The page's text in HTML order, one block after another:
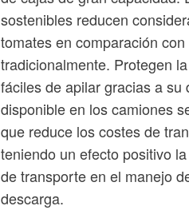
sostenibles reducen
tomates en comparación
tradicionalmente. Protegen
fáciles de apilar gracias a
disponible en los camiones
que reduce los costes de
teniendo un efecto positivo
de transporte en el manejo
descarga.